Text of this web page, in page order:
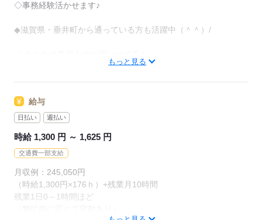
・入出荷のデータ管理
☆事務経験者歓迎
● 登録はご来社不要
「登録＆オシゴト紹介」も可能です☆
◇事務経験活かせます♪
◆滋賀県・垂井町から通っている方も活躍中（＾＾）/
●こんな仕事がしたいなぁ
など
ぴったりの「軽作業」「倉庫内作業」「工場勤務」
「オフィスワーク」などのお仕事をご紹介致します♪
もっと見る
給与
日払い 週払い
時給 1,300 円 ～ 1,625 円
交通費一部支給
月収例：245,050円
（時給1,300円×176ｈ）+残業月10時間
残業1日0～1時間ほど